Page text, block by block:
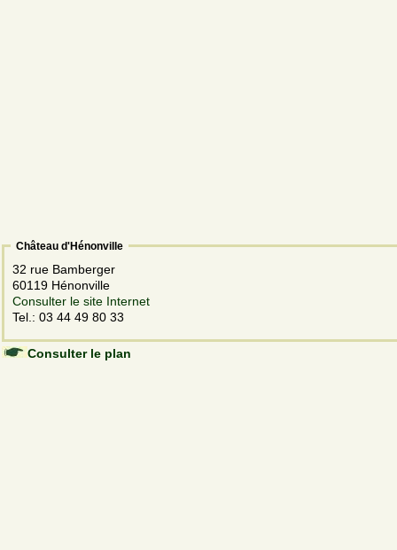
Château d'Hénonville
32 rue Bamberger
60119 Hénonville
Consulter le site Internet
Tel.: 03 44 49 80 33
Consulter le plan